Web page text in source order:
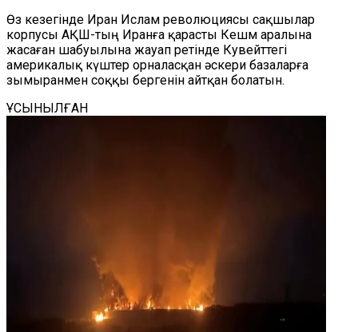
Өз кезегінде Иран Ислам революциясы сақшылар
корпусы АҚШ-тың Иранға қарасты Кешм аралына
жасаған шабуылына жауап ретінде Кувейттегі
америкалық күштер орналасқан әскери базаларға
зымыранмен соққы бергенін айтқан болатын.
ҰСЫНЫЛҒАН